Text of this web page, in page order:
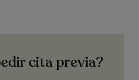
cita previa?